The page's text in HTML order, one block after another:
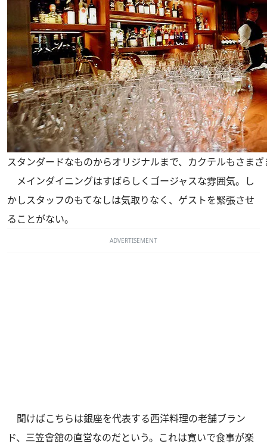
スタンダードなものからオリジナルまで、カクテルもさま
メインダイニングはすばらしくゴージャスな雰囲気。し
かしスタッフのもてなしは気取りなく、ゲストを緊張させ
ることがない。
ADVERTISEMENT
聞けばこちらは銀座を代表する西洋料理の老舗ブラン
ド、三笠會舘の直営なのだという。これは寛いで食事が楽